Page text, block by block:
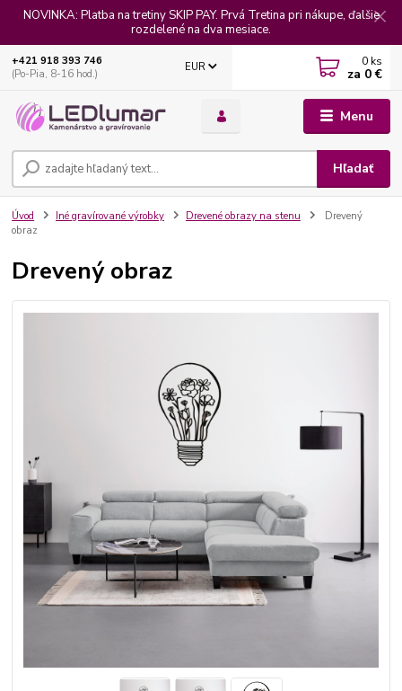
NOVINKA: Platba na tretiny SKIP PAY. Prvá Tretina pri nákupe, ďalšie
rozdelené na dva mesiace.
Menu
EUR
Hľadať
+421 918 393 746
(Po-Pia, 8-16 hod.)
0 ks
za 0 €
Úvod Iné gravírované výrobky Drevené obrazy na stenu
Drevený
obraz
Drevený obraz